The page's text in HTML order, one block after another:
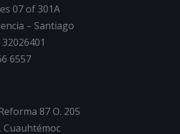
07 of 301A
– Santiago
6557
87 O. 205
Cuauhtémoc